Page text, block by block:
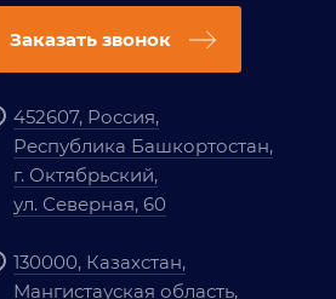
Заказать звонок
452607, Россия,
Республика Башкортостан,
г. Октябрьский,
ул. Северная, 60
130000, Казахстан,
Мангистауская область,